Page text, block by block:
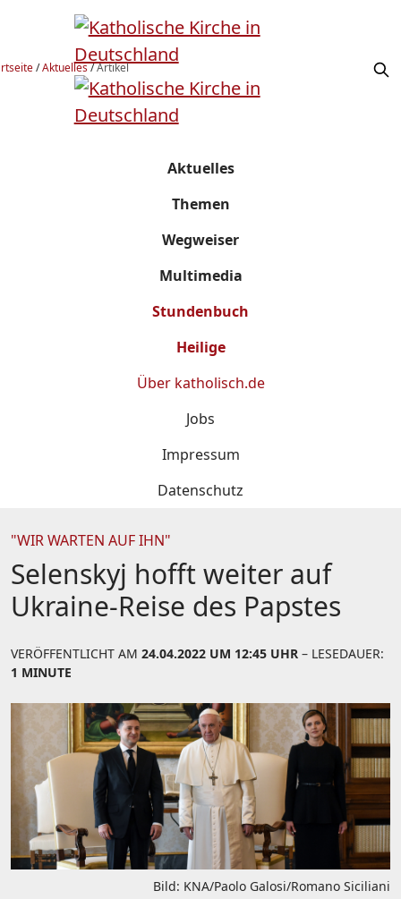
/Aktuelles/Artikel
Aktuelles
Themen
Wegweiser
Multimedia
Stundenbuch
Heilige
Über katholisch.de
Jobs
Impressum
Datenschutz
"WIR WARTEN AUF IHN"
Selenskyj hofft weiter auf
Ukraine-Reise des Papstes
VERÖFFENTLICHT AM 24.04.2022 UM 12:45 UHR – LESEDAUER:
1 MINUTE
Bild: KNA/Paolo Galosi/Romano Siciliani